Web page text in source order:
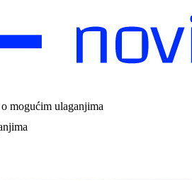
mogućim ulaganjima